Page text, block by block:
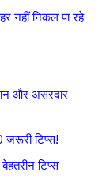
नहीं निकल पा रहे
और असरदार
जरूरी टिप्स!
टिप्स